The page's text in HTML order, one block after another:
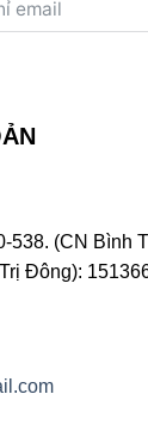
538. (CN Bình
Đông):